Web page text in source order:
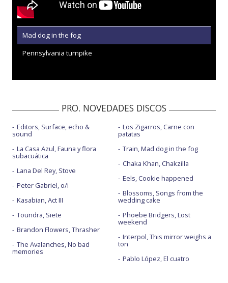
Mad dog in the fog
Pennsylvania turnpike
PRO. NOVEDADES DISCOS
Editors, Surface, echo &
sound
La Casa Azul, Fauna y flora
subacuática
Lana Del Rey, Stove
Peter Gabriel, o/i
Kasabian, Act III
Toundra, Siete
Brandon Flowers, Thrasher
The Avalanches, No bad
memories
Los Zigarros, Carne con
patatas
Train, Mad dog in the fog
Chaka Khan, Chakzilla
Eels, Cookie happened
Blossoms, Songs from the
wedding cake
Phoebe Bridgers, Lost
weekend
Interpol, This mirror weighs a
ton
Pablo López, El cuatro